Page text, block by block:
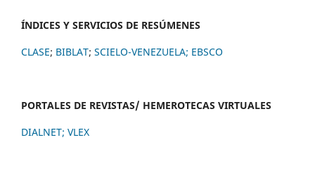
ÍNDICES Y SERVICIOS DE RESÚMENES
CLASE; BIBLAT; SCIELO-VENEZUELA; EBSCO
PORTALES DE REVISTAS/ HEMEROTECAS VIRTUALES
DIALNET; VLEX